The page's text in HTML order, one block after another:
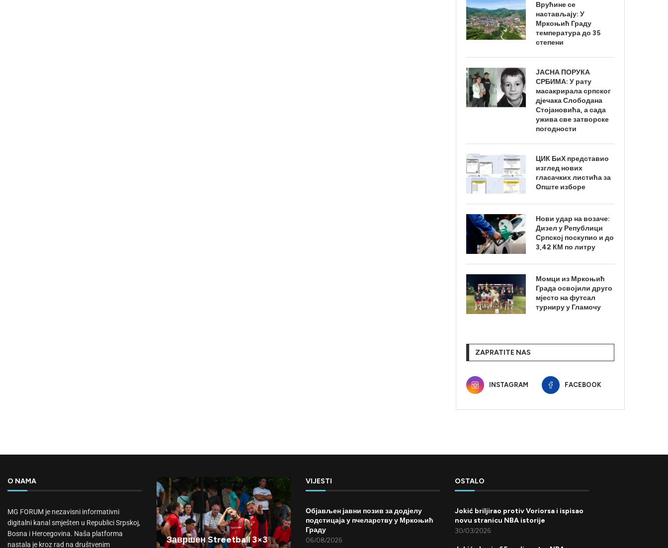
Врућине се
настављају: У
Мркоњић Граду
температура до 35
степени
ЈАСНА ПОРУКА
СРБИМА: У рату
масакрирала српског
дјечака Слободана
Стојановића, а сада
ужива све затворске
погодности
ЦИК БиХ представио
изглед нових
гласачких листића за
Опште изборе
Нови удар на возаче:
Дизел у Републици
Српској поскупио и до
3,42 КМ по литру
Момци из Мркоњић
Града освојили друго
мјесто на футсал
турниру у Гламочу
ZAPRATITE NAS
INSTAGRAM FACEBOOK
O NAMA
MG FORUM je nezavisni informativni
digitalni kanal smješten u Republici Srpskoj,
Bosna i Hercegovina. Naša platforma
nastala je kroz rad na društvenim
Завршен Streetball 3×3
VIJESTI
Објављен јавни позив за додјелу
подстицаја у пчеларству у Мркоњић
Граду
06/08/2026
OSTALO
Jokić briljirao protiv Voriorsa i ispisao
novu stranicu NBA istorije
30/03/2026